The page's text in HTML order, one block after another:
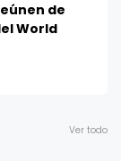
de
World
Ver todo